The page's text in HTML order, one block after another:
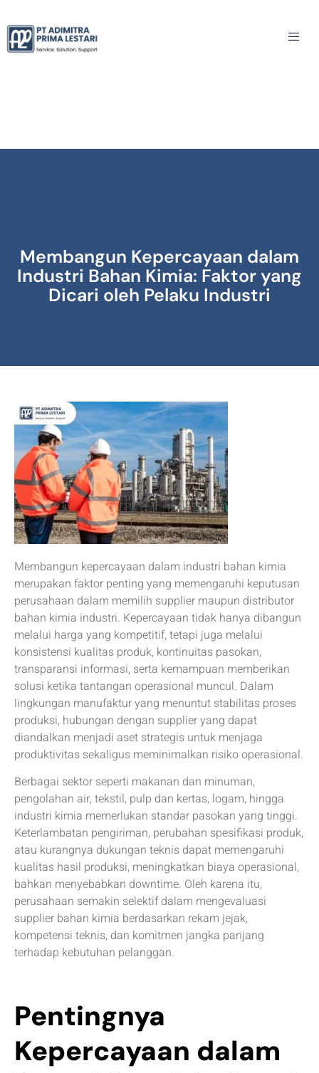
Membangun Kepercayaan dalam
Industri Bahan Kimia: Faktor yang
Dicari oleh Pelaku Industri
Membangun kepercayaan dalam industri bahan kimia
merupakan faktor penting yang memengaruhi keputusan
perusahaan dalam memilih supplier maupun distributor
bahan kimia industri. Kepercayaan tidak hanya dibangun
melalui harga yang kompetitif, tetapi juga melalui
konsistensi kualitas produk, kontinuitas pasokan,
transparansi informasi, serta kemampuan memberikan
solusi ketika tantangan operasional muncul. Dalam
lingkungan manufaktur yang menuntut stabilitas proses
produksi, hubungan dengan supplier yang dapat
diandalkan menjadi aset strategis untuk menjaga
produktivitas sekaligus meminimalkan risiko operasional.
Berbagai sektor seperti makanan dan minuman,
pengolahan air, tekstil, pulp dan kertas, logam, hingga
industri kimia memerlukan standar pasokan yang tinggi.
Keterlambatan pengiriman, perubahan spesifikasi produk,
atau kurangnya dukungan teknis dapat memengaruhi
kualitas hasil produksi, meningkatkan biaya operasional,
bahkan menyebabkan downtime. Oleh karena itu,
perusahaan semakin selektif dalam mengevaluasi
supplier bahan kimia berdasarkan rekam jejak,
kompetensi teknis, dan komitmen jangka panjang
terhadap kebutuhan pelanggan.
Pentingnya
Kepercayaan dalam